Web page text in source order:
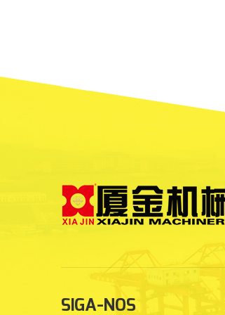
SIGA-NOS